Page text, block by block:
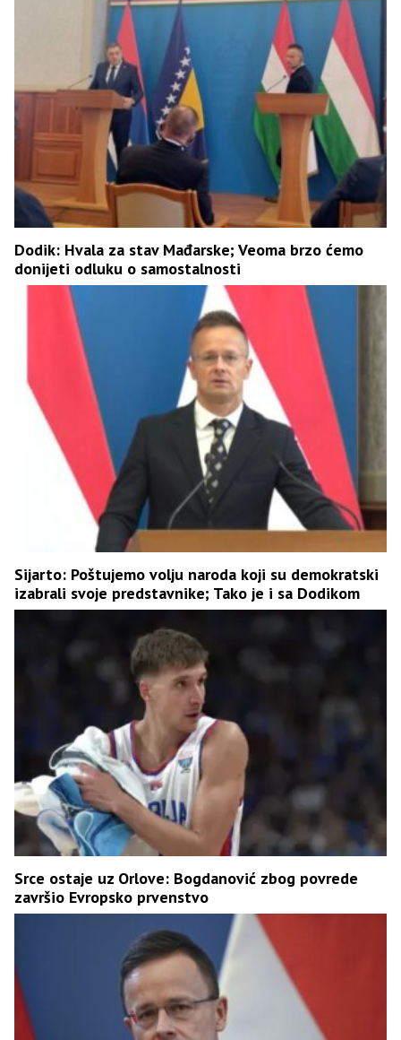
Dodik: Hvala za stav Mađarske; Veoma brzo ćemo
donijeti odluku o samostalnosti
Sijarto: Poštujemo volju naroda koji su demokratski
izabrali svoje predstavnike; Tako je i sa Dodikom
Srce ostaje uz Orlove: Bogdanović zbog povrede
završio Evropsko prvenstvo